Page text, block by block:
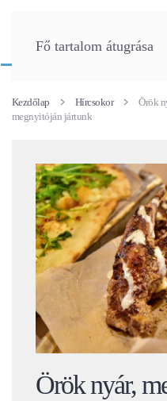
Fő tartalom átugrása
Kezdőlap Hírcsokor
Örök
megnyitóján jártunk
Örök nyár,